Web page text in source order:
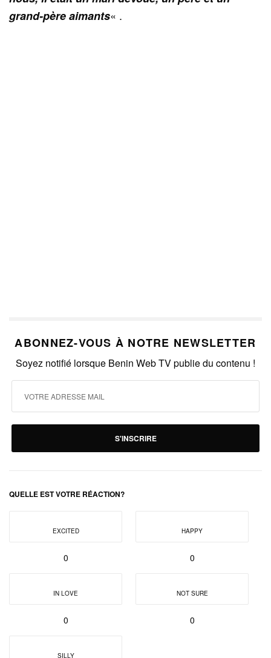
grand-père aimants« .
ABONNEZ-VOUS À NOTRE NEWSLETTER
Soyez notifié lorsque Benin Web TV publie du contenu !
S'INSCRIRE
QUELLE EST VOTRE RÉACTION?
EXCITED
0
HAPPY
0
IN LOVE
0
NOT SURE
0
SILLY